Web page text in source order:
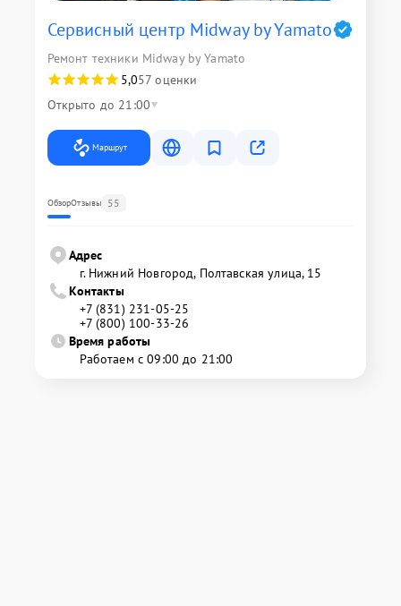
Сервисный центр Midway by Yamato
Ремонт техники Midway by Yamato
5,057 оценки
Открыто до 21:00
Маршрут
ОбзорОтзывы 55
Адрес
г. Нижний Новгород, Полтавская улица, 15
Контакты
+7 (831) 231-05-25
+7 (800) 100-33-26
Время работы
Работаем с 09:00 до 21:00